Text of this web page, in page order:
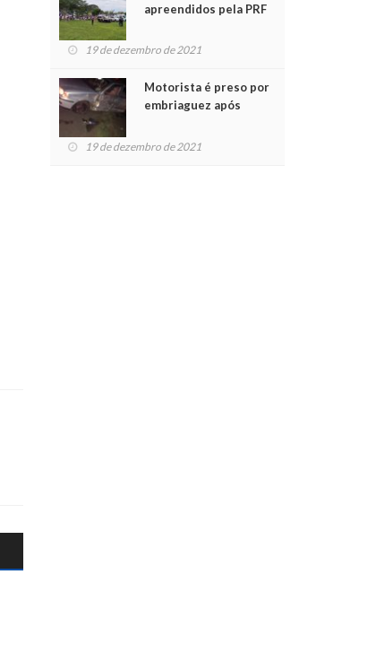
apreendidos pela PRF
crianças no Natal
19 de dezembro de 2021
Motorista é preso por
embriaguez após
feridos
19 de dezembro de 2021